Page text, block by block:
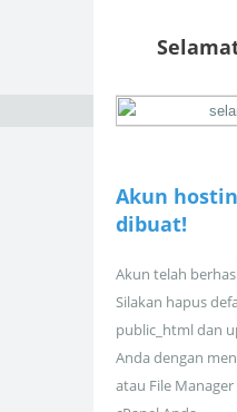
Akun
dibuat!
Akun telah
Silakan hapus
public_html dan
Anda dengan
atau File